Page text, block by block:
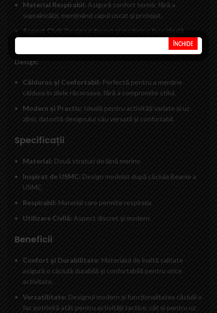
Material Respirabil: Asigură confort termic fără a
supraîncălzi, menținând capul uscat și protejat.
Aspect Civil: Designul discret și modern o face ideală
pentru utilizare zilnică, oferind un look urban și versatil.
Design:
Călduros și Confortabil: Perfectă pentru a menține
căldura în zilele răcoroase, fără a compromite stilul.
Modern și Practic: Ideală pentru activități variate și uz
zilnic datorită designului său versatil și confortabil.
Specificații
Material: Două straturi de lână merino
Inspirat de USMC: Design modelat după căciula Beanie a
USMC
Respirabil: Material care permite respirația
Utilizare Civilă: Aspect discret și modern
Beneficii
Confort și Durabilitate: Materialul de înaltă calitate
asigură o căciulă durabilă și confortabilă pentru orice
activitate.
Versatilitate: Designul modern și funcționalitatea căciulii o
fac potrivită atât pentru activități tactice, cât și pentru uz